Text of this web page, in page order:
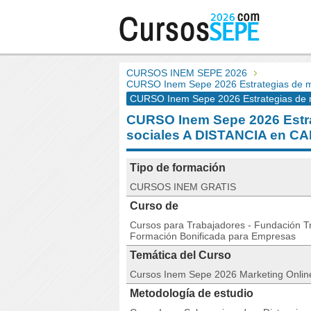
CURSOS INEM SEPE 2026
CURSO Inem Sepe 2026 Estrategias de
CURSO Inem Sepe 2026 Estrategias de
CURSO Inem Sepe 2026
sociales A DISTANCIA en
Tipo de formación
CURSOS INEM GRATIS
Curso de
Cursos para Trabajadores - Fundación
Formación Bonificada para Empresas
Temática del Curso
Cursos Inem Sepe 2026 Marketing
Metodología de estudio